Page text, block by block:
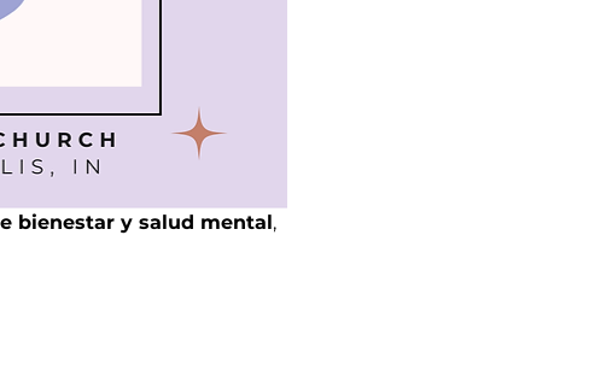
bienestar y salud mental,